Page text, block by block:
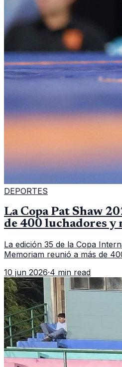
DEPORTES
La Copa Pat Shaw
de 400 luchadores y
La edición 35 de la Copa
Memoriam reunió a más de
delegación nacional, según el
10 jun 2026·4 min read